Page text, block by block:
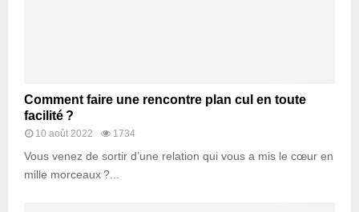
Comment faire une rencontre plan cul en toute
facilité ?
10 août 2022 1734
Vous venez de sortir d’une relation qui vous a mis le cœur en
mille morceaux ?...